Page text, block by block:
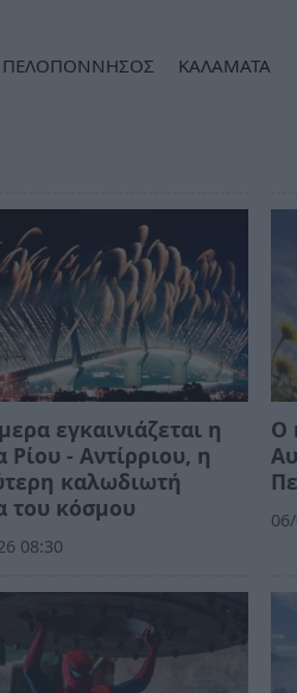
ΠΕΛΟΠΟΝΝΗΣΟΣ ΚΑΛΑΜΑΤΑ
εγκαινιάζεται η
Ρίου - Αντίρριου, η
καλωδιωτή
του κόσμου
08:30
Ο